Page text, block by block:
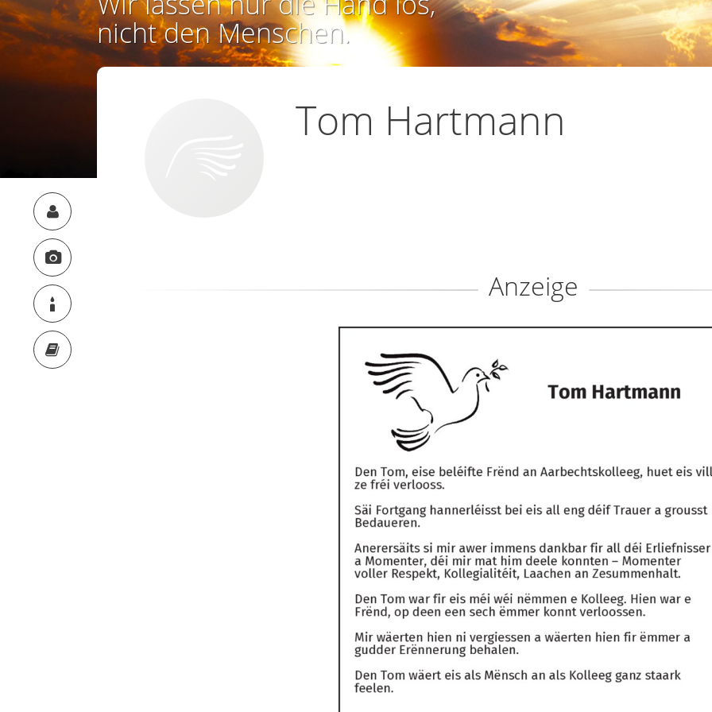
nicht den Menschen.
Tom Hartmann
Anzeige